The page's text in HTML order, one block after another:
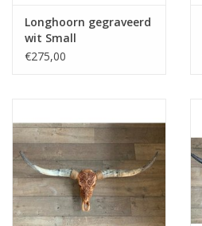
Longhoorn gegraveerd
wit Small
€275,00